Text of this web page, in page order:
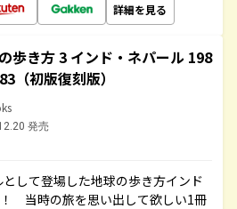
詳細を見る
歩き方 3 インド・ネパール 198
（初版復刻版）
発売
して登場した地球の歩き方インド
当時の旅を思い出して欲しい1冊